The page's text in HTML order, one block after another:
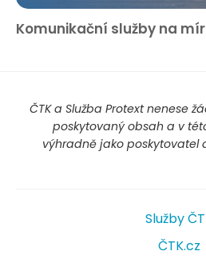
Komunikační služby na
ČTK a Služba Protext nenese
poskytovaný obsah a v
výhradně jako poskytovatel
Služby
ČTK.cz